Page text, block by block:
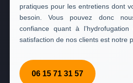
pratiques pour les entretiens dont
besoin. Vous pouvez donc
confiance quant à
satisfaction de nos clients est notre
06 15 71 31 57